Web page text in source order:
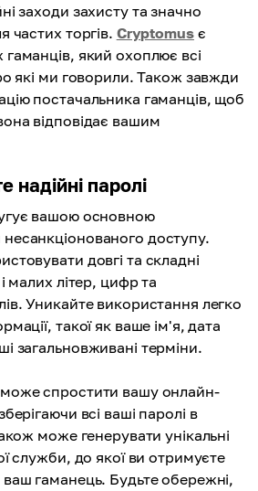
заходи захисту та значно
частих торгів. Cryptomusє
який охоплює всі
які ми говорили. Також завжди
постачальника гаманців, щоб
відповідає вашим
надійні паролі
вашою основною
доступу.
довгі та складні
малих літер, цифр та
Уникайте використання легко
такої як ваше ім'я, дата
загальновживані терміни.
спростити вашу онлайн-
всі ваші паролі в
може генерувати унікальні
служби, до якої ви отримуєте
гаманець. Будьте обережні,